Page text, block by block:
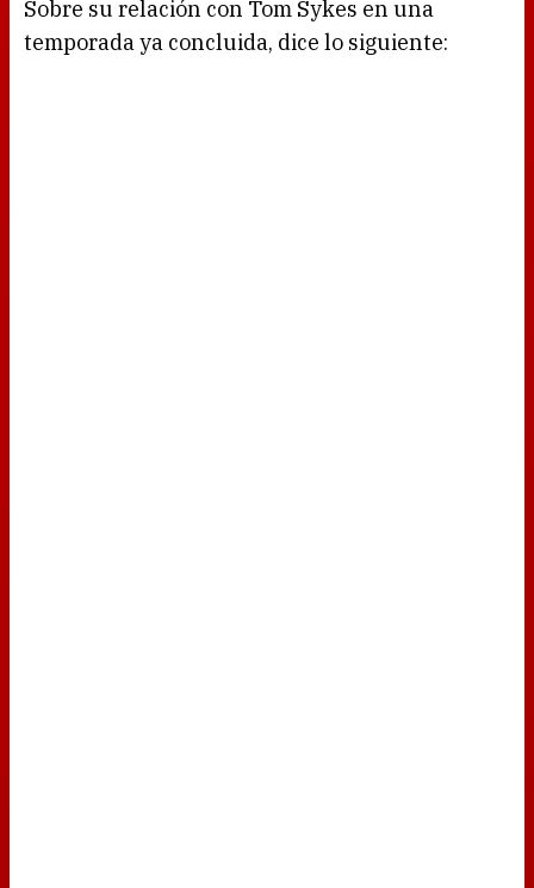
Sobre su relación con Tom Sykes en una
temporada ya concluida, dice lo siguiente: